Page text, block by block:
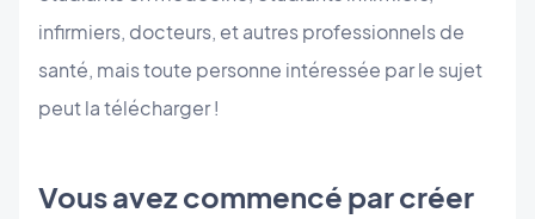
infirmiers, docteurs, et autres professionnels de
santé, mais toute personne intéressée par le sujet
peut la télécharger !
Vous avez commencé par créer